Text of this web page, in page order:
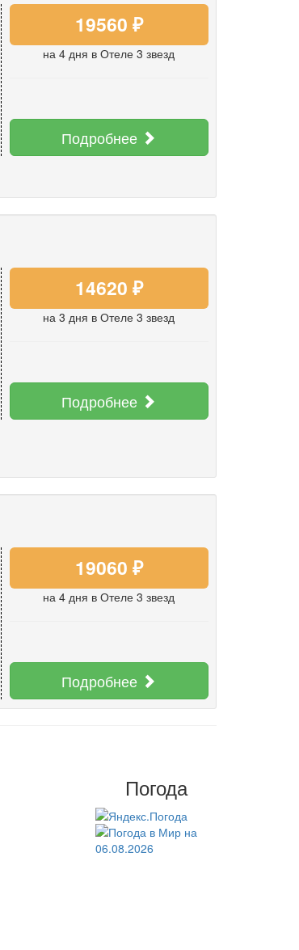
19560 ₽
на 4 дня в Отеле 3 звезд
Подробнее
14620 ₽
на 3 дня в Отеле 3 звезд
Подробнее
19060 ₽
на 4 дня в Отеле 3 звезд
Подробнее
Погода